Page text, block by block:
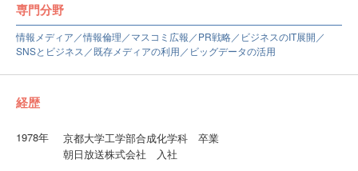
専門分野
情報メディア／情報倫理／マスコミ広報／PR戦略／ビジネスのIT展開／
SNSとビジネス／既存メディアの利用／ビッグデータの活用
経歴
1978年
京都大学工学部合成化学科 卒業
朝日放送株式会社 入社